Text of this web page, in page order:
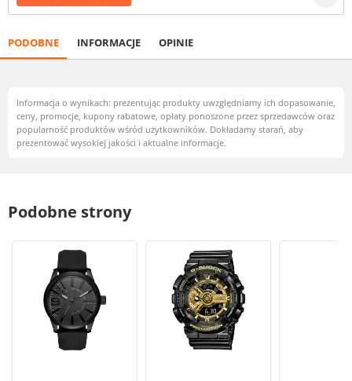
PODOBNE INFORMACJE OPINIE
Informacja o wynikach: prezentując produkty uwzględniamy ich dopasowanie,
ceny, promocje, kupony rabatowe, opłaty ponoszone przez sprzedawców oraz
popularność produktów wśród użytkowników. Dokładamy starań, aby
prezentować wysokiej jakości i aktualne informacje.
Podobne strony